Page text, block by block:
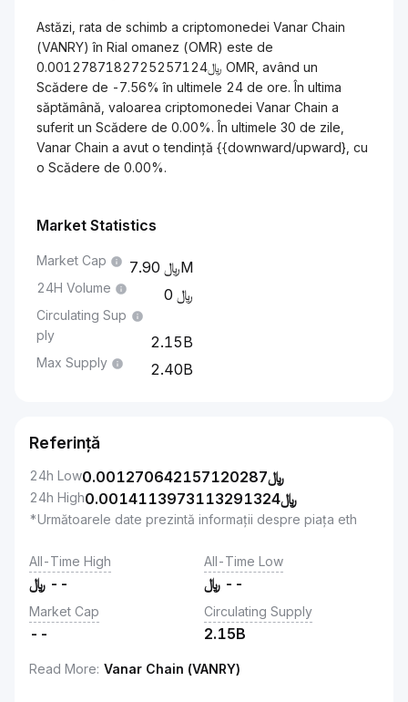
Astăzi, rata de schimb a criptomonedei Vanar Chain
(VANRY) în Rial omanez (OMR) este de
﷼0.0012787182725257124 OMR, având un
Scădere de -7.56% în ultimele 24 de ore. În ultima
săptămână, valoarea criptomonedei Vanar Chain a
suferit un Scădere de 0.00%. În ultimele 30 de zile,
Vanar Chain a avut o tendință {{downward/upward}, cu
o Scădere de 0.00%.
Market Statistics
Market Cap 7.90M
24H Volume 0
Circulating Sup
ply
2.15B
Max Supply 2.40B
Referință
24h Low ﷼0.001270642157120287
24h High ﷼0.0014113973113291324
*Următoarele date prezintă informații despre piața eth
All-Time High
﷼ --
All-Time Low
﷼ --
Market Cap
--
Circulating Supply
2.15B
Read More: Vanar Chain (VANRY)